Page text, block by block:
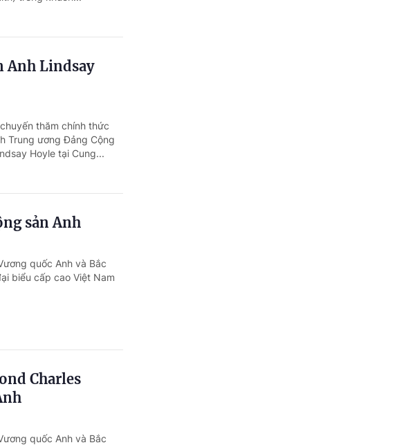
Anh Lindsay
thăm chính thức
Trung ương Đảng Cộng
Hoyle tại Cung...
sản Anh
quốc Anh và Bắc
biểu cấp cao Việt Nam
Charles
quốc Anh và Bắc